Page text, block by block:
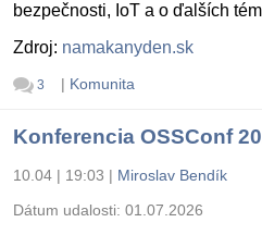
bezpečnosti, IoT a o ďalších
Zdroj: namakanyden.sk
3 | Komunita
Konferencia OSSConf
10.04 | 19:03 | Miroslav Bendík
Dátum udalosti: 01.07.2026